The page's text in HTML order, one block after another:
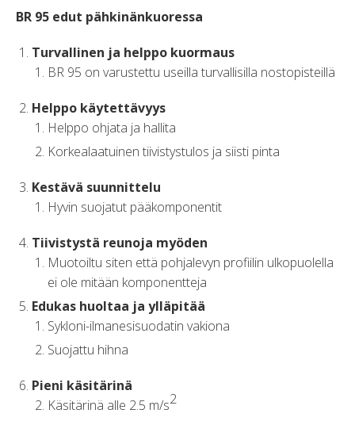
BR 95 edut pähkinänkuoressa
Turvallinen ja helppo kuormaus
BR 95 on varustettu useilla turvallisilla nostopisteillä
Helppo käytettävyys
Helppo ohjata ja hallita
Korkealaatuinen tiivistystulos ja siisti pinta
Kestävä suunnittelu
Hyvin suojatut pääkomponentit
Tiivistystä reunoja myöden
Muotoiltu siten että pohjalevyn profiilin ulkopuolella
ei ole mitään komponentteja
Edukas huoltaa ja ylläpitää
Sykloni-ilmanesisuodatin vakiona
Suojattu hihna
Pieni käsitärinä
Käsitärinä alle 2.5 m/s2